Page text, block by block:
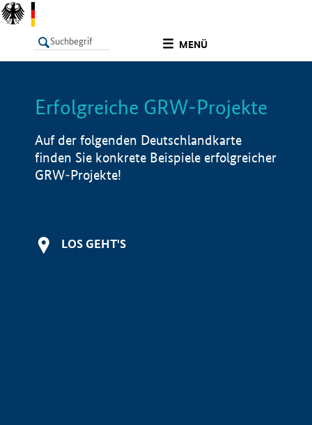
MENÜ
LISTE Info
Erfolgreiche GRW-Projekte
Auf der folgenden Deutschlandkarte
finden Sie konkrete Beispiele erfolgreicher
GRW-Projekte!
LOS GEHT'S